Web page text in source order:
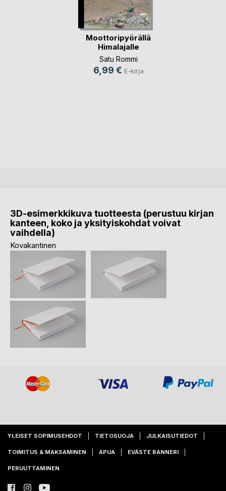
Moottoripyörällä
Himalajalle
Satu Rommi
6,99 € E-kirja
3D-esimerkkikuva tuotteesta (perustuu kirjan
kanteen, koko ja yksityiskohdat voivat
vaihdella)
Kovakantinen
YLEISET SOPIMUSEHDOT TIETOSUOJA JULKAISUTIEDOT
TOIMITUS & MAKSAMINEN APUA EVÄSTE BANNERI
PERUUTTAMINEN